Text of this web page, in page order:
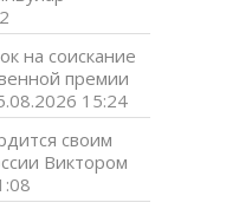
на соискание
премии
15:24
своим
Виктором